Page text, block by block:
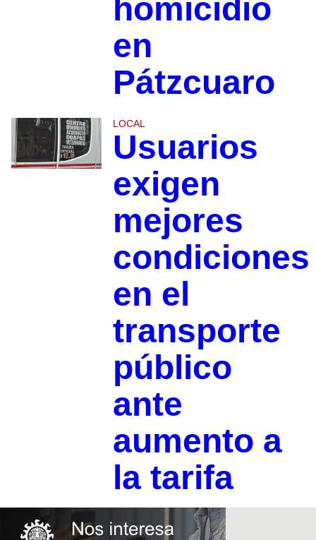
homicidio
en
Pátzcuaro
LOCAL
Usuarios
exigen
mejores
condiciones
en el
transporte
público
ante
aumento a
la tarifa